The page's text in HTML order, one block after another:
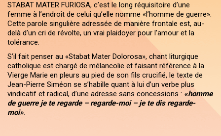
STABAT MATER FURIOSA, c’est le long réquisitoire d’une
femme à l’endroit de celui qu’elle nomme «l’homme de guerre».
Cette parole singulière adressée de manière frontale est, au-
delà d’un cri de révolte, un vrai plaidoyer pour l’amour et la
tolérance.
S’il fait penser au «Stabat Mater Dolorosa», chant liturgique
catholique est chargé de mélancolie et faisant référence à la
Vierge Marie en pleurs au pied de son fils crucifié, le texte de
Jean-Pierre Siméon se s’habille quant à lui d’un verbe plus
vindicatif et radical, d’une adresse sans concessions : «homme
de guerre je te regarde – regarde-moi – je te dis regarde-
moi».